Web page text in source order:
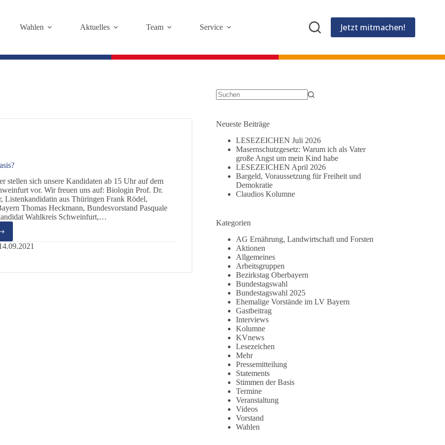
Wahlen Aktuelles Team Service Jetzt mitmachen!
stellen sich unsere Kandidaten ab 15 Uhr auf dem
vor. Wir freuen uns auf: Biologin Prof. Dr.
Listenkandidatin aus Thüringen Frank Rödel,
Thomas Heckmann, Bundesvorstand Pasquale
Wahlkreis Schweinfurt,…
Neueste Beiträge
LESEZEICHEN Juli 2026
Masernschutzgesetz: Warum ich als Vater
große Angst um mein Kind habe
LESEZEICHEN April 2026
Bargeld, Voraussetzung für Freiheit und
Demokratie
Claudios Kolumne
Kategorien
AG Ernährung, Landwirtschaft und Forsten
Aktionen
Allgemeines
Arbeitsgruppen
Bezirkstag Oberbayern
Bundestagswahl
Bundestagswahl 2025
Ehemalige Vorstände im LV Bayern
Gastbeitrag
Interviews
Kolumne
KVnews
Lesezeichen
Mehr
Pressemitteilung
Statements
Stimmen der Basis
Termine
Veranstaltung
Videos
Vorstand
Wahlen